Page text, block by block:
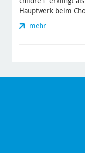
Hauptwerk beim
mehr